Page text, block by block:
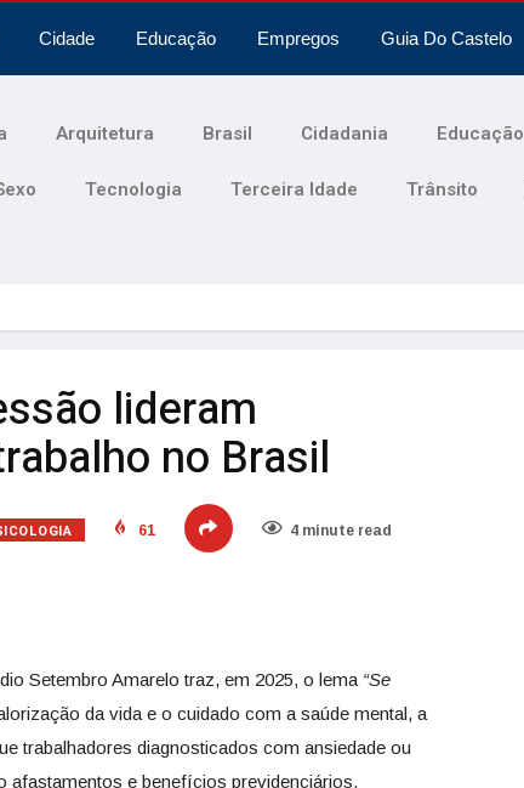
Cidade Educação Empregos Guia Do Castelo
Arquitetura Brasil Cidadania Educação
Tecnologia Terceira Idade Trânsito
lideram
no Brasil
61 4 minute read
Setembro Amarelo traz, em 2025, o lema “Se
da vida e o cuidado com a saúde mental, a
trabalhadores diagnosticados com ansiedade ou
afastamentos e benefícios previdenciários.